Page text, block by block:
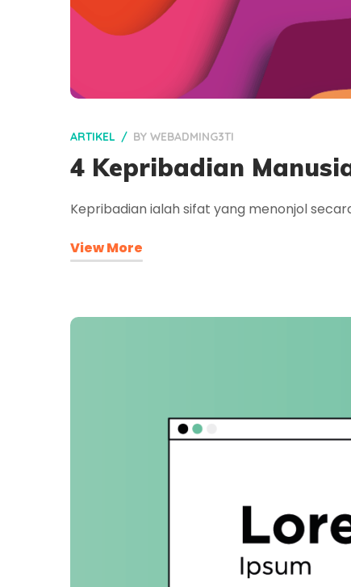
ARTIKEL BY WEBADMING3TI
4 Kepribadian
Kepribadian ialah sifat yang menonjol
View More